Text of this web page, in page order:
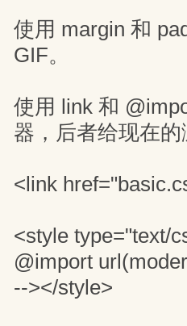
使用 margin 和
GIF。
使用 link 和
器，后者给现在的
<link
<style type="text/
@import
--></style>